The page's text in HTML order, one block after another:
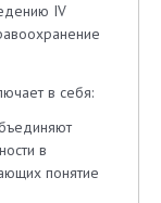
IV
в себя:
в
понятие